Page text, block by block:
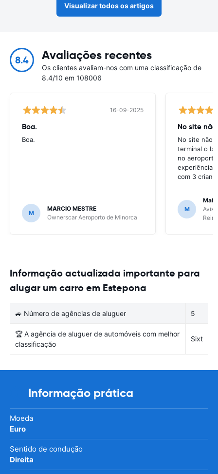
Visualizar todos os artigos
8.4 Avaliações recentes
Os clientes avaliam-nos com uma classificação de
8.4/10 em 108006
16-09-2025
Boa.
Boa.
M
MARCIO MESTRE
Ownerscar Aeroporto de Minorca
No site
No site não
terminal o
no
experiência
com 3
M
Avis
Informação actualizada importante para
alugar um carro em Estepona
🚙 Número de agências de aluguer 5
🏆 A agência de aluguer de automóveis com melhor
classificação
Sixt
Informação prática
Moeda
Euro
Sentido de condução
Direita